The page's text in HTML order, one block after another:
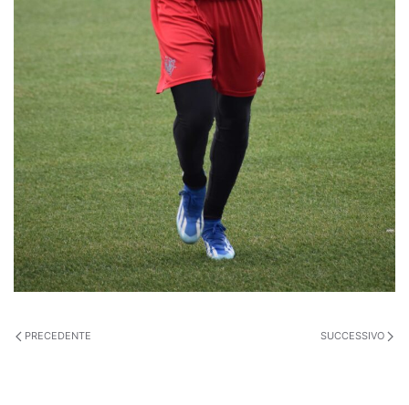
PRECEDENTE SUCCESSIVO